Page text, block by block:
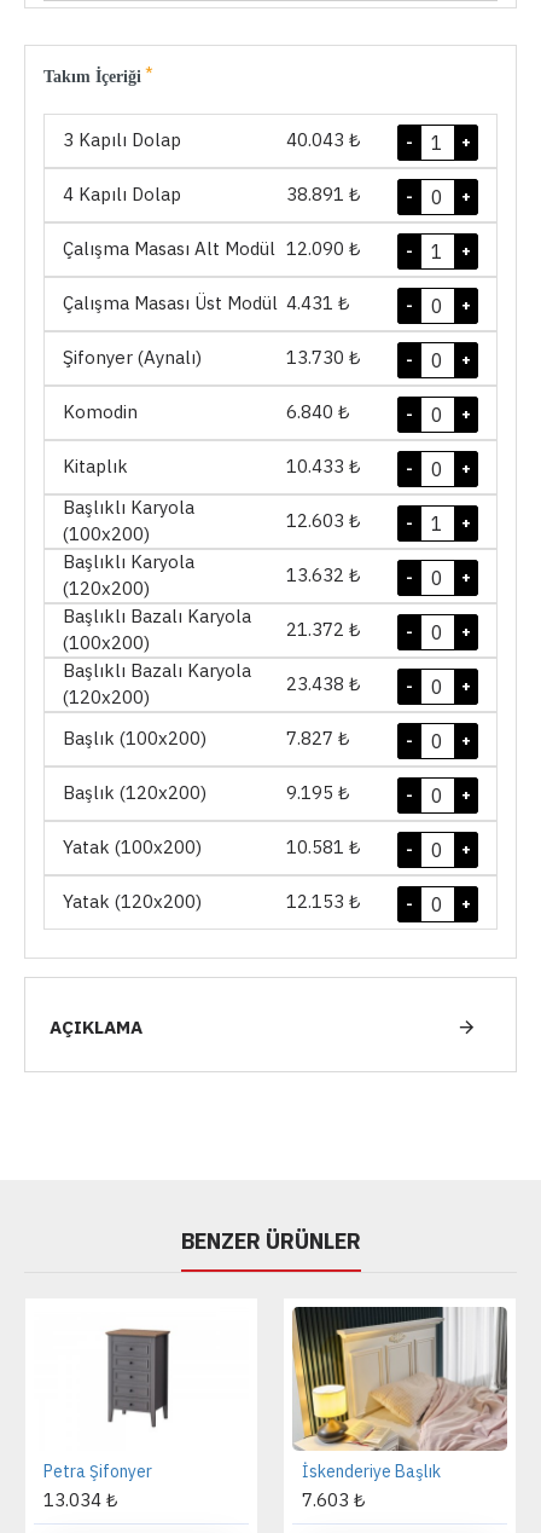
Takım İçeriği
3 Kapılı Dolap 40.043 ₺ +
-
4 Kapılı Dolap 38.891 ₺ +
-
Çalışma Masası Alt Modül 12.090 ₺ +
-
Çalışma Masası Üst Modül 4.431 ₺ +
-
Şifonyer (Aynalı) 13.730 ₺ +
-
Komodin 6.840 ₺ +
-
Kitaplık 10.433 ₺ +
-
Başlıklı Karyola
(100x200)
12.603 ₺ +
-
Başlıklı Karyola
(120x200)
13.632 ₺ +
-
Başlıklı Bazalı Karyola
(100x200)
21.372 ₺ +
-
Başlıklı Bazalı Karyola
(120x200)
23.438 ₺ +
-
Başlık (100x200) 7.827 ₺ +
-
Başlık (120x200) 9.195 ₺ +
-
Yatak (100x200) 10.581 ₺ +
-
Yatak (120x200) 12.153 ₺ +
-
AÇIKLAMA
BENZER ÜRÜNLER
Petra Şifonyer
13.034 ₺
İskenderiye Başlık
7.603 ₺